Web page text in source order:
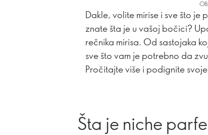
Dakle, volite mirise i sve što je
znate šta je u vašoj bočici?
rečnika mirisa. Od sastojaka
sve što vam je potrebno da
Pročitajte više i podignite
Šta je niche